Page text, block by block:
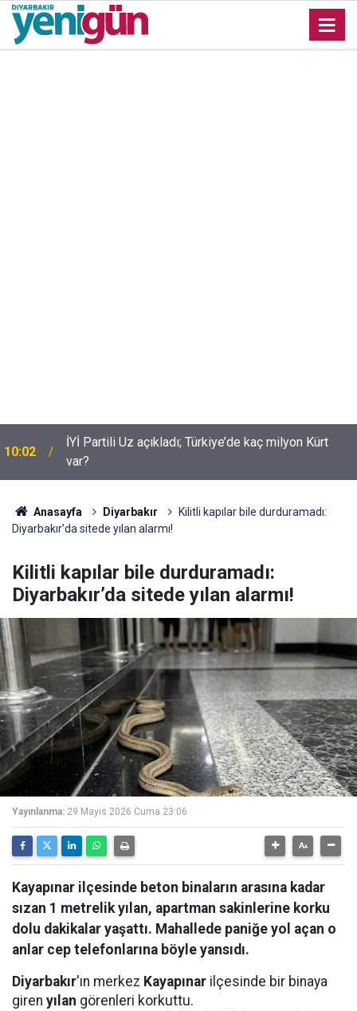
İYİ Partili Uz açıkladı; Türkiye’de kaç milyon Kürt
var?
09:54
Suça sürüklenen çocuklar için yeni düzenleme
neleri kapsiyor?
Anasayfa Diyarbakır
Kilitli kapılar bile durduramadı:
Diyarbakır’da sitede yılan alarmı!
Kilitli kapılar bile durduramadı:
Diyarbakır’da sitede yılan alarmı!
Yayınlanma: 29 Mayıs 2026 Cuma 23:06
Kayapınar ilçesinde beton binaların arasına kadar
sızan 1 metrelik yılan, apartman sakinlerine korku
dolu dakikalar yaşattı. Mahallede paniğe yol açan o
anlar cep telefonlarına böyle yansıdı.
Diyarbakır'ın merkez Kayapınar ilçesinde bir binaya
giren yılan görenleri korkuttu.